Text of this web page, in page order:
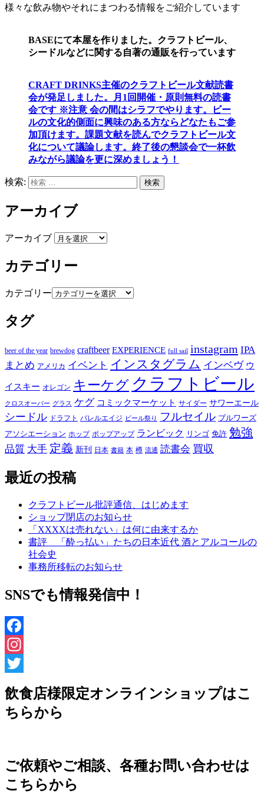
様々な飲み物やそれにまつわる情報をご紹介しています
BASEにて本屋を作りました。クラフトビール、
シードルなどに関する自著の通販を行っています
CRAFT DRINKS主催のクラフトビール文献読書
会が発足しました。
月1回開催・原則無料の読書
会です ※注意 会の間はシラフでやります。
ビー
ルの文化的側面に興味のある方ならどなたもご参
加頂けます。 課題文献を読んでクラフトビール文
化について議論します。 終了後の懇談会で一杯飲
みながら議論を更に深めましょう！
検索: 検索
アーカイブ
アーカイブ
カテゴリー
カテゴリー
タグ
beer of the year brewdog craftbeer EXPERIENCE full sail instagram IPA
まとめ アメリカ イベント インスタグラム インベヴ ウ
イスキー オレゴン キーケグ クラフトビール
クロスオーバー グラス ケグ コミックマーケット サイダー サワーエール
シードル ドラフト バレルエイジ ビール祭り フルセイル ブルワーズ
アソシエーション ホップ ポップアップ ランビック リンゴ 免許 勉強
品質 大手 定義 新刊 日本 書籍 本 樽 流通 読書会 買収
最近の投稿
クラフトビール批評通信、はじめます
ショップ閉店のお知らせ
「XXXXは売れない」は何に由来するか
書評 「酔っ払い」たちの日本近代 酒とアルコールの
社会史
事務所移転のお知らせ
SNSでも情報発信中！
Facebook
Instagram
飲食店様限定オンラインショップはこ
ちらから
ご依頼やご相談、各種お問い合わせは
こちらから